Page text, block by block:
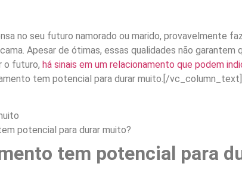
no seu futuro namorado ou marido, provavelmente
Apesar de ótimas, essas qualidades não
o futuro, há sinais em um relacionamento que podem
tem potencial para durar muito. [/
potencial para durar muito?
tem potencial para